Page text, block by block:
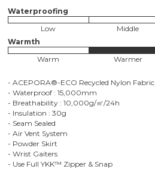
Waterproofing
Low
Middle
Warmth
Warm
Warmer
- ACEPORA®-ECO Recycled Nylon Fabric
- Waterproof : 15,000mm
- Breathability : 10,000g/㎡/24h
- Insulation : 30g
- Seam Sealed
- Air Vent System
- Powder Skirt
- Wrist Gaiters
- Use Full YKK™ Zipper & Snap